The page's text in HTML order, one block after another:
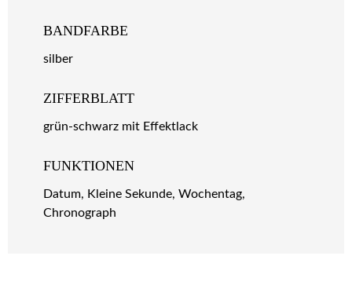
BANDFARBE
silber
ZIFFERBLATT
grün-schwarz mit Effektlack
FUNKTIONEN
Datum, Kleine Sekunde, Wochentag,
Chronograph